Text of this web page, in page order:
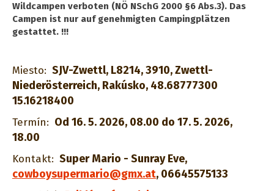
Wildcampen verboten (NÖ NSchG 2000 §6 Abs.3). Das
Campen ist nur auf genehmigten Campingplätzen
gestattet. !!!
Miesto: SJV-Zwettl, L8214, 3910, Zwettl-
Niederösterreich, Rakúsko, 48.68777300
15.16218400
Termín: Od 16. 5. 2026, 08.00 do 17. 5. 2026,
18.00
Kontakt: Super Mario - Sunray Eve,
cowboysupermario@gmx.at, 06645575133